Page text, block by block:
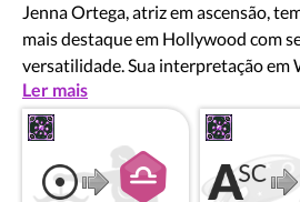
Jenna Ortega, atriz em ascensão,
mais destaque em Hollywood com
versatilidade. Sua interpretação em
Ler mais